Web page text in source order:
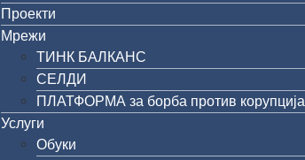
Проекти
Мрежи
ТИНК БАЛКАНС
СЕЛДИ
ПЛАТФОРМА за борба против корупција
Услуги
Обуки